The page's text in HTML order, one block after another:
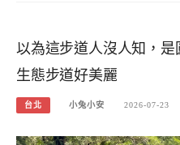
以為這步道人沒人知，
生態步道好美麗
台北 小兔小安 2026-07-23